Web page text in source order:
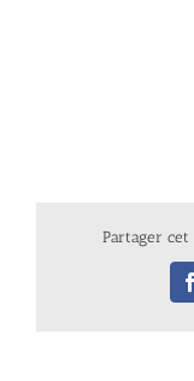
Partager cet